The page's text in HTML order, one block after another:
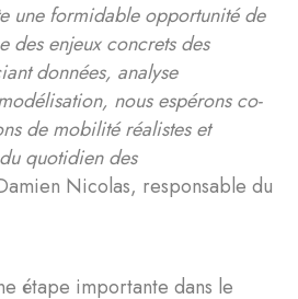
une formidable opportunité de
des enjeux concrets des
données, analyse
nous espérons co-
de mobilité réalistes et
quotidien des
Nicolas, responsable du
étape importante dans le